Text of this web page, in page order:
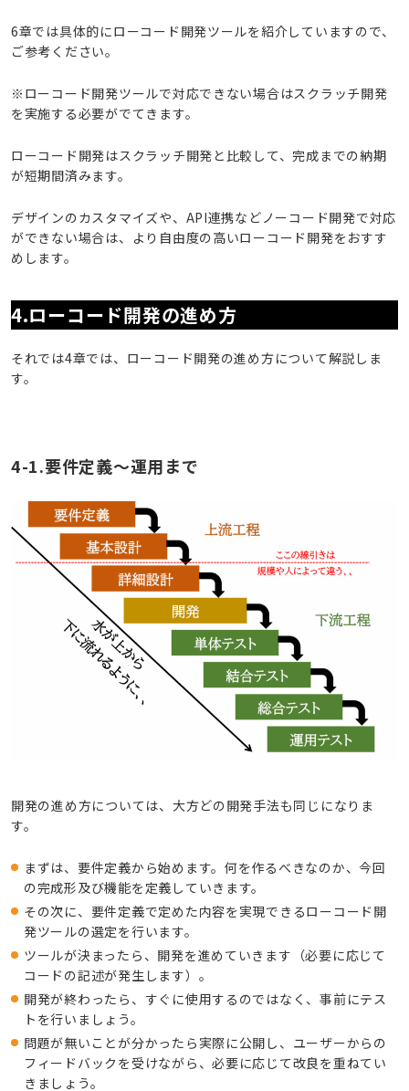
6章では具体的にローコード開発ツールを紹介していますので、
ご参考ください。
※ローコード開発ツールで対応できない場合はスクラッチ開発
を実施する必要がでてきます。
ローコード開発はスクラッチ開発と比較して、完成までの納期
が短期間済みます。
デザインのカスタマイズや、API連携などノーコード開発で対応
ができない場合は、より自由度の高いローコード開発をおすす
めします。
4.ローコード開発の進め方
それでは4章では、ローコード開発の進め方について解説しま
す。
4-1.要件定義～運用まで
開発の進め方については、大方どの開発手法も同じになりま
す。
まずは、要件定義から始めます。何を作るべきなのか、今回
の完成形及び機能を定義していきます。
その次に、要件定義で定めた内容を実現できるローコード開
発ツールの選定を行います。
ツールが決まったら、開発を進めていきます（必要に応じて
コードの記述が発生します）。
開発が終わったら、すぐに使用するのではなく、事前にテス
トを行いましょう。
問題が無いことが分かったら実際に公開し、ユーザーからの
フィードバックを受けながら、必要に応じて改良を重ねてい
きましょう。